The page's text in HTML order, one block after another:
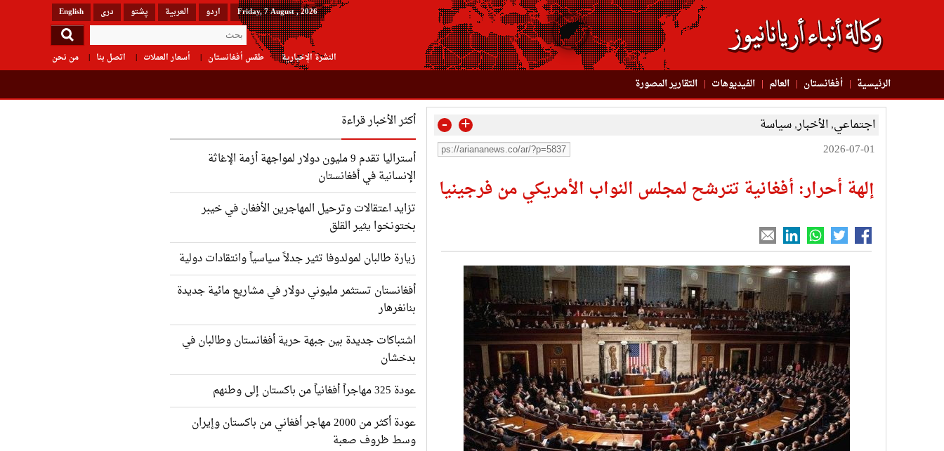
English دری پشتو العربیة اردو Friday, 7 August , 2026
من نحن اتصل بنا أسعار العملات طقس أفغانستان النشرة الإخبارية
الرئيسية أفغانستان العالم الفیدیوهات التقاریر المصورة
اجتماعي,الأخبار,سياسة - +
2026-07-01
إلهة أحرار: أفغانية تترشح لمجلس النواب الأمريكي من فرجينيا
أكثر الأخبار قراءة
أستراليا تقدم 9 مليون دولار لمواجهة أزمة الإغاثة
الإنسانية في أفغانستان
تزايد اعتقالات وترحيل المهاجرين الأفغان في خيبر
بختونخوا يثير القلق
زيارة طالبان لمولدوفا تثير جدلاً سياسياً وانتقادات دولية
أفغانستان تستثمر مليوني دولار في مشاريع مائية جديدة
بنانغرهار
اشتباكات جديدة بين جبهة حرية أفغانستان وطالبان في
بدخشان
عودة 325 مهاجراً أفغانياً من باكستان إلى وطنهم
عودة أكثر من 2000 مهاجر أفغاني من باكستان وإيران
وسط ظروف صعبة